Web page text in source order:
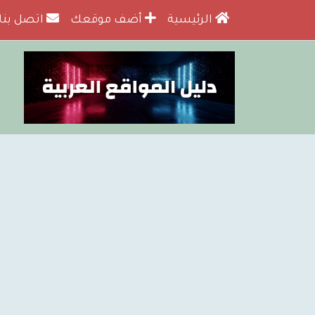
الرئيسية أضف موقعك اتصل بنا